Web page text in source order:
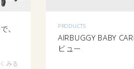
、
みる
PRODUCTS
AIRBUGGY BABY
ビュー